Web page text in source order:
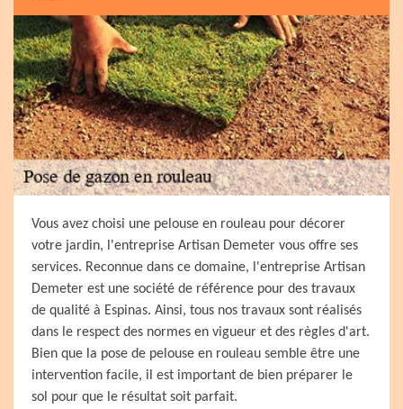
Vous avez choisi une pelouse en rouleau pour décorer
votre jardin, l'entreprise Artisan Demeter vous offre ses
services. Reconnue dans ce domaine, l'entreprise Artisan
Demeter est une société de référence pour des travaux
de qualité à Espinas. Ainsi, tous nos travaux sont réalisés
dans le respect des normes en vigueur et des règles d'art.
Bien que la pose de pelouse en rouleau semble être une
intervention facile, il est important de bien préparer le
sol pour que le résultat soit parfait.